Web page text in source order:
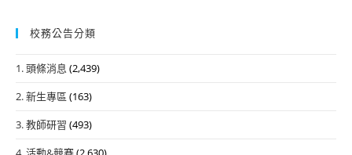
校務公告分類
1. 頭條消息 (2,439)
2. 新生專區 (163)
3. 教師研習 (493)